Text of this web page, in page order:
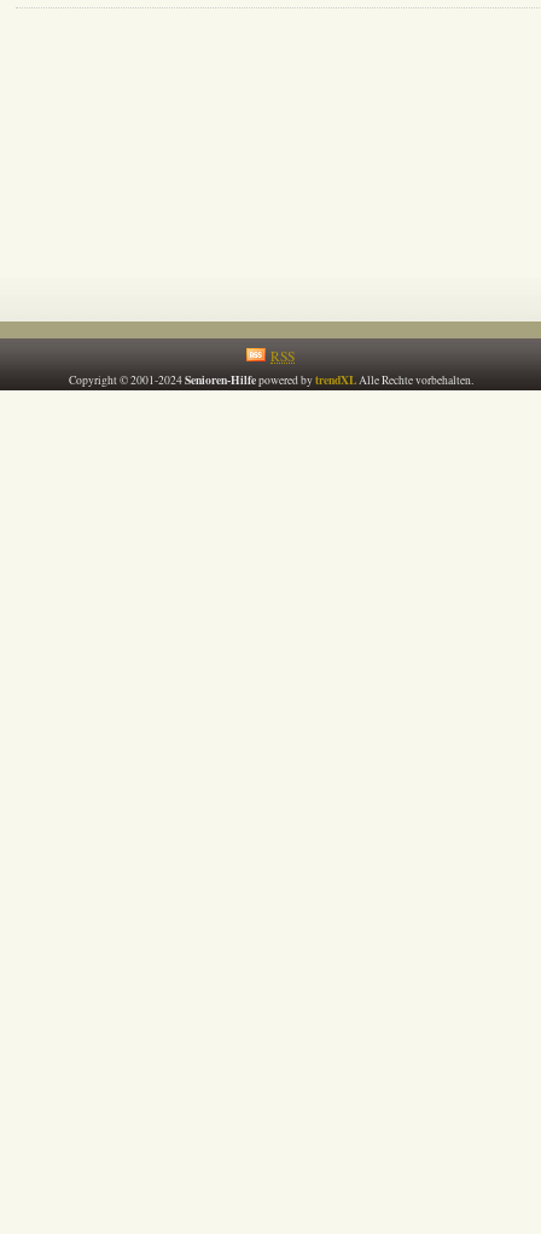
RSS
Copyright © 2001-2024Senioren-Hilfepowered bytrendXLAlle Rechte vorbehalten.